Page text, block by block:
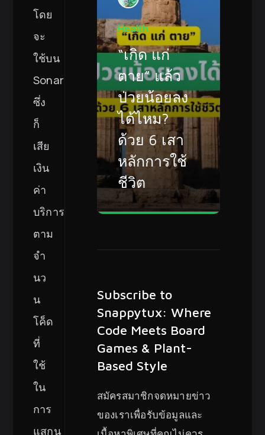
โดย
จะ
ใช้บน
SonarCloud
ซึ่ง
ก็
เสีย
เงิน
ค่า
บริการ
ตาม
จำ
นว
น
โค็ด
ที่
ใช้
ใน
การ
แสกน
Health
“เกิด แก่
ตาย” แล้ว
ป่วยน้อยลง
ได้ไหม?
ด้วย 6 เสา
หลักการใช้
ชีวิต
Subscribe to
Snappytux: Where
Code Meets Board
Games & Plant-
Based Style
สมัครสมาชิกจดหมายข่าว
ของเราเพื่อรับข้อมูลและ